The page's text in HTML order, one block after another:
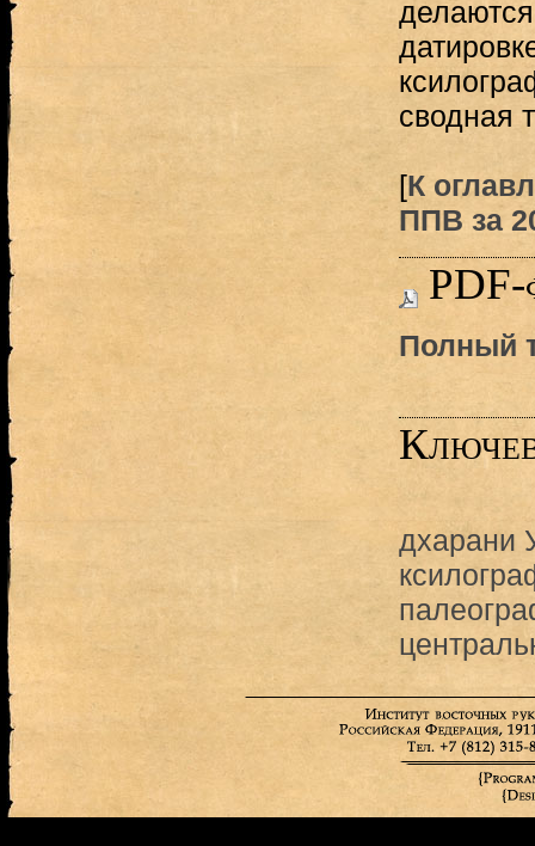
сводная
[К
ППВ за
PDF-
Полный
дхарани